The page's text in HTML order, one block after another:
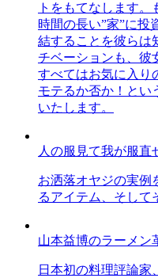
トをもてなします
時間の長い”家”に投
結することを彼らは
チベーションも、彼
すべてはお気に入り
モテるか否か！とい
いたします。
人の服見て我が服直
お洒落オヤジの実例
るアイテム、そして
山本益博のラーメン
日本初の料理評論家